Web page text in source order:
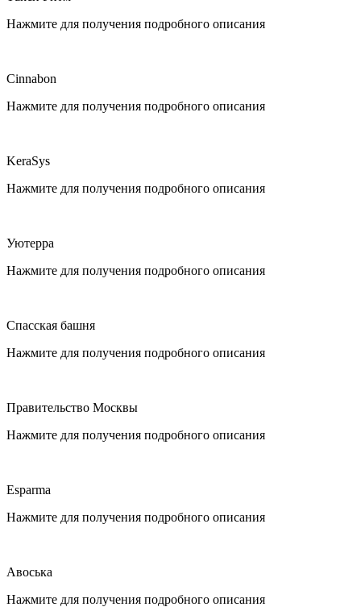
Нажмите для получения подробного описания
Cinnabon
Нажмите для получения подробного описания
KeraSys
Нажмите для получения подробного описания
Уютерра
Нажмите для получения подробного описания
Спасская башня
Нажмите для получения подробного описания
Правительство Москвы
Нажмите для получения подробного описания
Esparma
Нажмите для получения подробного описания
Авоська
Нажмите для получения подробного описания